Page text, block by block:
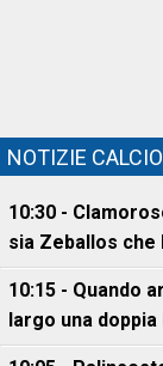
NOTIZIE
10:30 -
sia Zeballos che
10:15 - Quando
largo una